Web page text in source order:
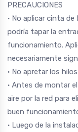
PRECAUCIONES
• No aplicar cinta
podría tapar la
funcionamiento.
necesariamente
• No apretar los
• Antes de montar
aire por la red para
buen
• Luego de la